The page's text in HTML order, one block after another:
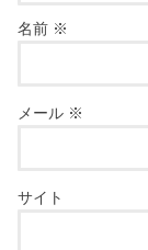
名前 ※
メール ※
サイト